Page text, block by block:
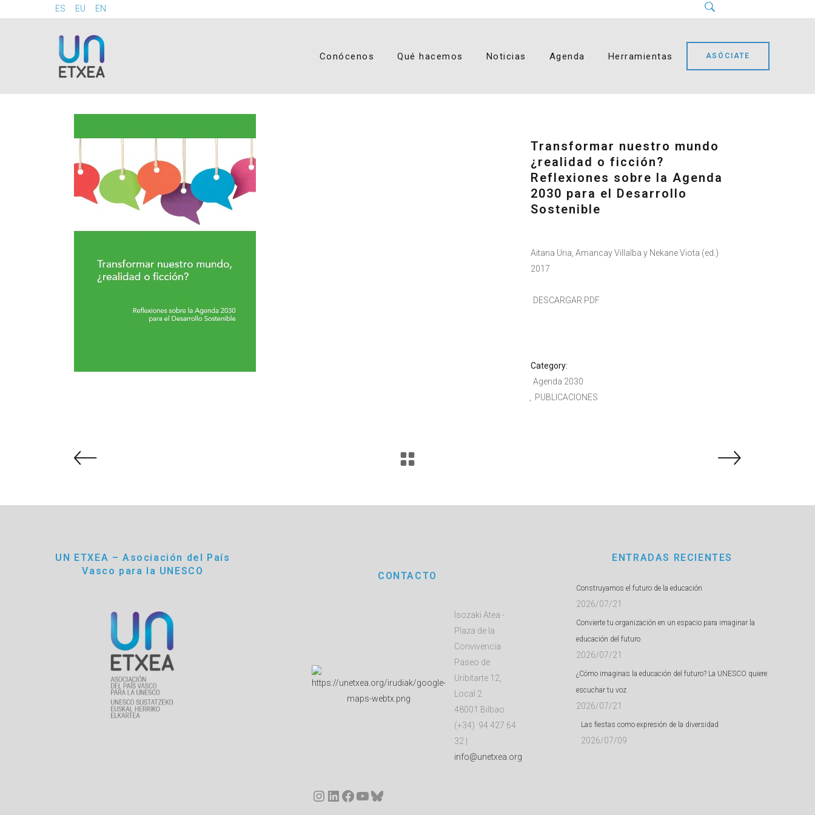
ES EU EN
Conócenos Qué hacemos Noticias Agenda Herramientas ASÓCIATE
Transformar nuestro mundo
¿realidad o ficción?
Reflexiones sobre la Agenda
2030 para el Desarrollo
Sostenible
Aitana Uria, Amancay Villalba y Nekane Viota (ed.)
2017
DESCARGAR PDF
Category:
Agenda 2030
PUBLICACIONES
UN ETXEA – Asociación del País
Vasco para la UNESCO
CONTACTO
Isozaki Atea -
Plaza de la
Convivencia
Paseo de
Uribitarte 12,
Local 2
48001 Bilbao
(+34) 94 427 64
32 |
info@unetxea.org
Instagram
LinkedIn
Facebook
YouTube
Bluesky
ENTRADAS RECIENTES
Construyamos el futuro de la educación
2026/07/21
Convierte tu organización en un espacio para imaginar la
educación del futuro
2026/07/21
¿Cómo imaginas la educación del futuro? La UNESCO quiere
escuchar tu voz
2026/07/21
Las fiestas como expresión de la diversidad
2026/07/09